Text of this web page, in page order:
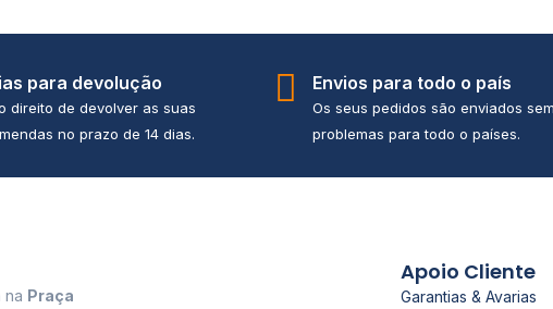
para devolução
direito de devolver as suas
no prazo de 14 dias.
Envios para todo o país
Os seus pedidos são enviados sem
problemas para todo o países.
na Praça
Apoio Cliente
Garantias & Avarias